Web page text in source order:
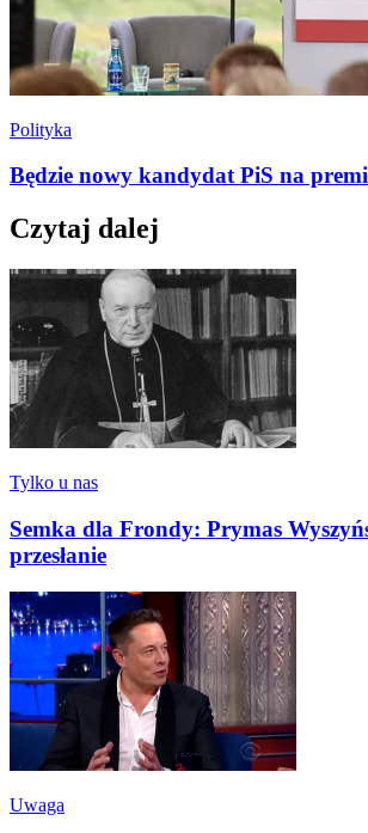
Polityka
Będzie nowy kandydat PiS na
Czytaj dalej
Tylko u nas
Semka dla Frondy: Prymas
przesłanie
Uwaga